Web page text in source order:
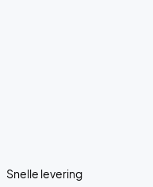
Snelle levering